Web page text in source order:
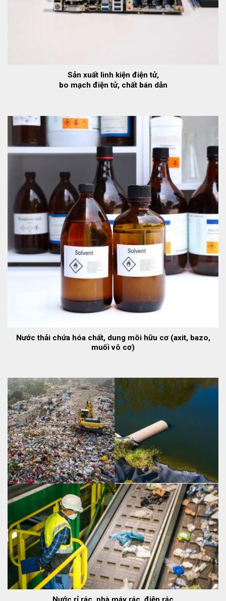
Sản xuất linh kiện điện tử,
bo mạch điện tử, chất bán dẫn
Nước thải chứa hóa chất, dung môi hữu cơ (axit, bazo,
muối vô cơ)